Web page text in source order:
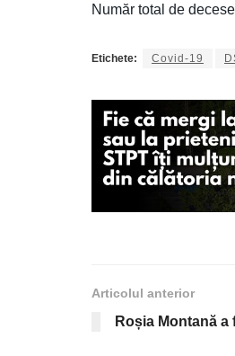
Număr total de
Etichete: Covid-19
Articolul anterior
Roșia Montană